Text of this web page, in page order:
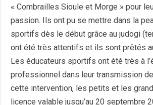
« Combrailles Sioule et Morge » pour
passion. Ils ont pu se mettre dans la
sportifs dès le début grâce au judogi
ont été très attentifs et ils sont prêtés
Les éducateurs sportifs ont été très à
professionnel dans leur transmission
cette intervention, les petits et les
licence valable jusqu’au 20 septembre